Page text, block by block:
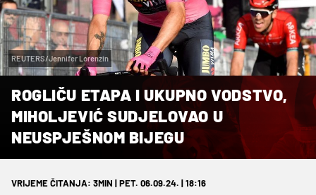
REUTERS/Jennifer Lorenzin
ROGLIČU ETAPA I UKUPNO VODSTVO,
MIHOLJEVIĆ SUDJELOVAO U
NEUSPJEŠNOM BIJEGU
VRIJEME ČITANJA: 3MIN | PET. 06.09.24. | 18:16